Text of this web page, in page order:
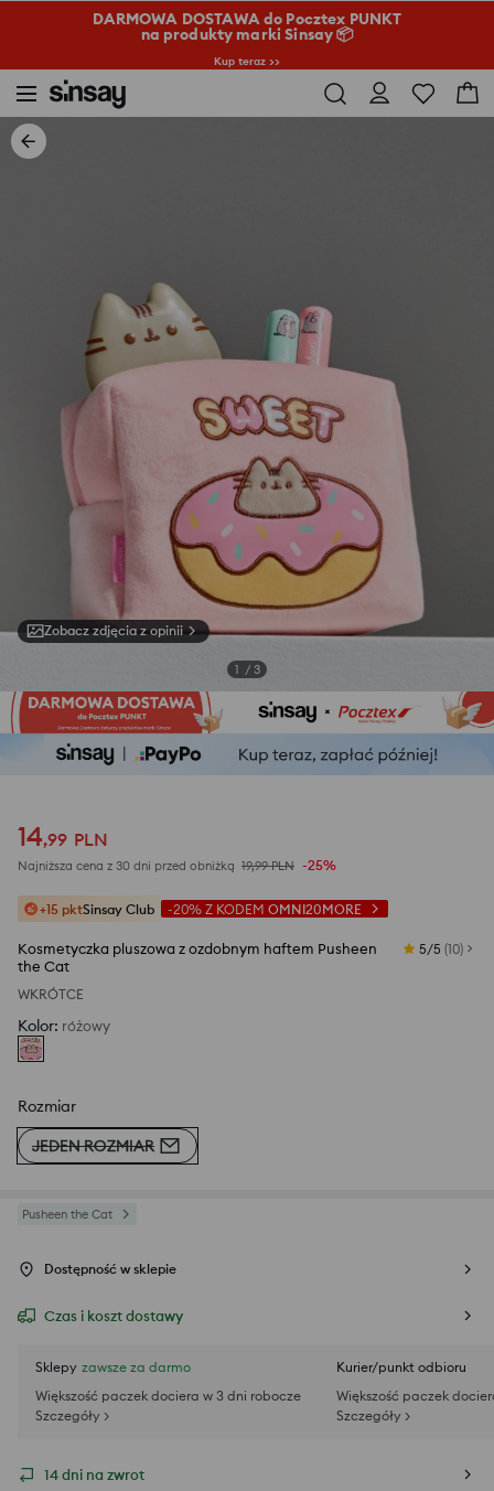
DARMOWA DOSTAWA do Pocztex PUNKT
na produkty marki Sinsay 📦
Kup teraz >>
Zobacz zdjęcia z opinii
1 / 3
14,99 PLN
Najniższa cena z 30 dni przed obniżką 19,99 PLN -25%
+15 pktSinsay Club -20% Z KODEM OMNI20MORE
Kosmetyczka pluszowa z ozdobnym haftem Pusheen
the Cat
5/5 (10)
WKRÓTCE
Kolor: różowy
Rozmiar
JEDEN ROZMIAR
Pusheen the Cat
Dostępność w sklepie
Czas i koszt dostawy
Sklepy zawsze za darmo
Większość paczek dociera w 3 dni robocze
Szczegóły >
Kurier/punkt odbioru
Większość paczek
Szczegóły >
14 dni na zwrot